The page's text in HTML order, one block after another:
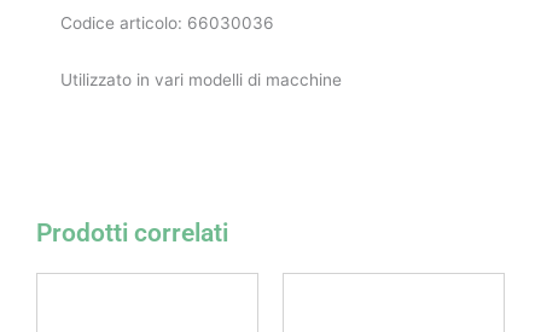
Codice articolo: 66030036
Utilizzato in vari modelli di macchine
Prodotti correlati